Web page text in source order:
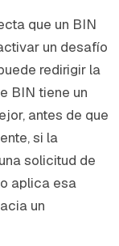
que un BIN
un desafío
redirigir la
BIN tiene un
antes de que
si la
solicitud de
aplica esa
un